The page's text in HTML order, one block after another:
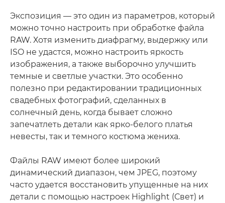
Экспозиция — это один из параметров, который
можно точно настроить при обработке файла
RAW. Хотя изменить диафрагму, выдержку или
ISO не удастся, можно настроить яркость
изображения, а также выборочно улучшить
темные и светлые участки. Это особенно
полезно при редактировании традиционных
свадебных фотографий, сделанных в
солнечный день, когда бывает сложно
запечатлеть детали как ярко-белого платья
невесты, так и темного костюма жениха.
Файлы RAW имеют более широкий
динамический диапазон, чем JPEG, поэтому
часто удается восстановить упущенные на них
детали с помощью настроек Highlight (Свет) и